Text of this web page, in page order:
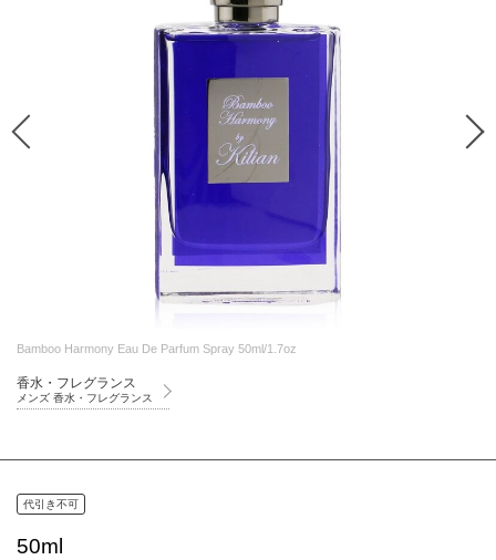
Bamboo Harmony Eau De Parfum Spray 50ml/1.7oz
香水・フレグランス
メンズ 香水・フレグランス
代引き不可
50ml